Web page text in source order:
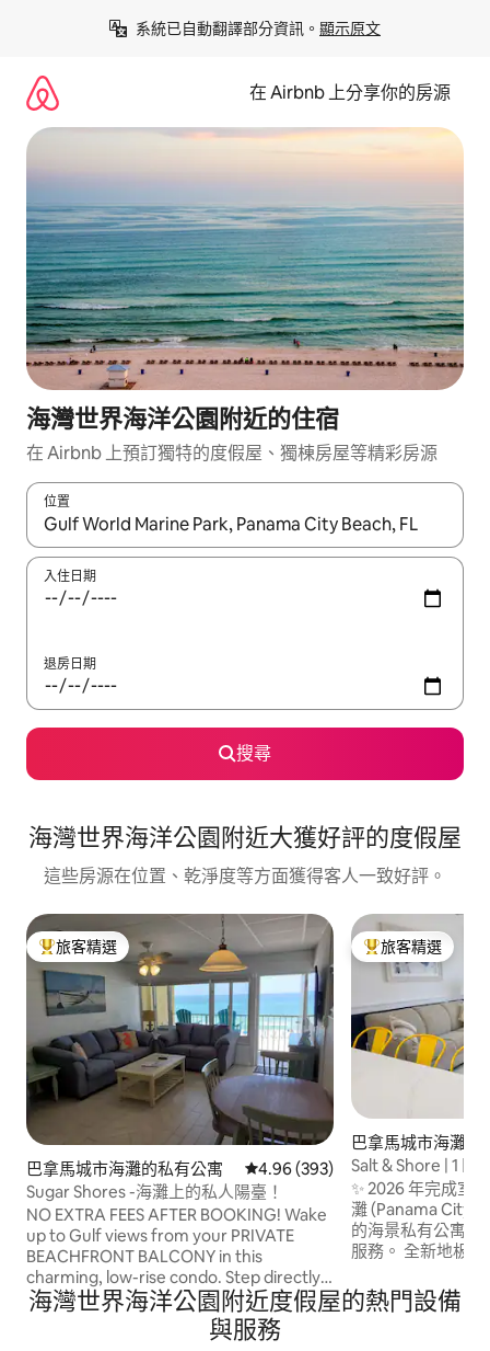
系統已自動翻譯部分資訊。 顯示原文
在 Airbnb 上分享你的房源
海灣世界海洋公園附近的住宿
在 Airbnb 上預訂獨特的度假屋、獨棟房屋等精彩房源
位置
如有搜尋結果，瀏覽內容時請使用上下箭頭，或輕點、滑動裝置。
入住日期
退房日期
搜尋
海灣世界海洋公園附近大獲好評的度假屋
這些房源在位置、乾淨度等方面獲得客人一致好評。
旅客精選榜首
旅客精選
巴拿馬城市海灘的私有公寓 從 393 則評價中獲得 4.96 的平均
4.96 (393)
Sugar Shores -海灘上的私人陽臺！
NO EXTRA FEES AFTER BOOKING! Wake
up to Gulf views from your PRIVATE
BEACHFRONT BALCONY in this
charming, low-rise condo. Step directly
onto sugar-white sand and emerald
waters just outside your door. Enjoy a
year-round, seasonally heated pool with
旅客精選榜首
旅客精選
巴拿馬城市海灘的
Salt & Shore | 1 臥
區
✨ 2026 年完成室
灘 (Panama City
的海景私有公寓。 10月前提供免費沙灘椅
服務。 全新地板、配備中島座位的新廚
格裝潢。 相片展示了目前的格局、更新後
的裝潢和美麗的海
海灣世界海洋公園附近度假屋的熱門設備
與服務